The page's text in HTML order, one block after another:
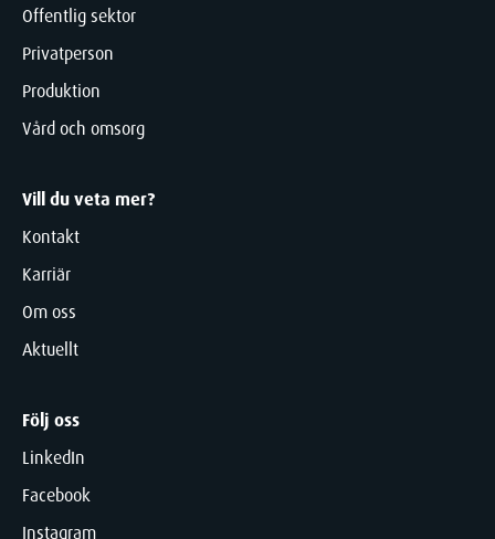
Offentlig sektor
Privatperson
Produktion
Vård och omsorg
Vill du veta mer?
Kontakt
Karriär
Om oss
Aktuellt
Följ oss
LinkedIn
Facebook
Instagram